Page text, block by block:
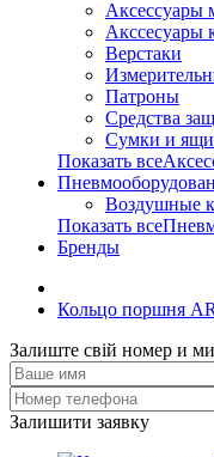
Аксессуары
Верстаки
Патроны
Средства
Сумки и
Показать
Воздушные
Показать
Бренды
Кольцо поршня
Залиште свій номер и
Залишити заявку